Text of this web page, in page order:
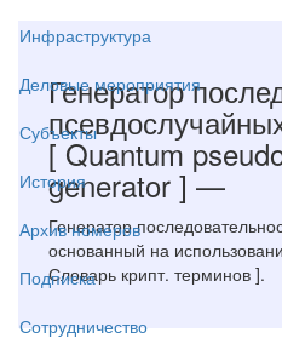
Инфраструктура
Деловые мероприятия
Субъекты
История
Архив номеров
Подписка
Сотрудничество
Генератор
[ Quantum
generator ] —
Генератор
основанный на
Словарь крипт. терминов ].